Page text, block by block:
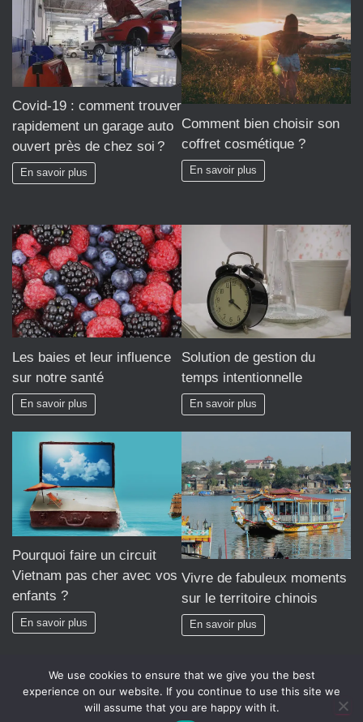
Covid-19 : comment trouver
rapidement un garage auto
ouvert près de chez soi ?
En savoir plus
Comment bien choisir son
coffret cosmétique ?
En savoir plus
Les baies et leur influence
sur notre santé
En savoir plus
Solution de gestion du
temps intentionnelle
En savoir plus
Pourquoi faire un circuit
Vietnam pas cher avec vos
enfants ?
En savoir plus
Vivre de fabuleux moments
sur le territoire chinois
En savoir plus
Hestia | Développé par
We use cookies to ensure that we give you the best
experience on our website. If you continue to use this site we
will assume that you are happy with it.